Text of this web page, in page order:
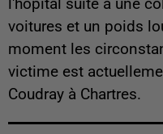
l'hôpital suite à une
voitures et un poids
moment les
victime est
Coudray à Chartres.